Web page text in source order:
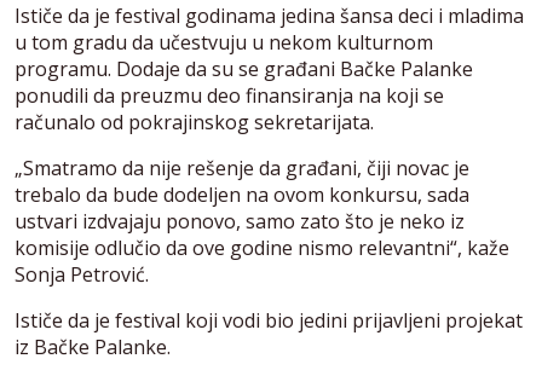
Ističe da je festival godinama jedina šansa deci i mladima
u tom gradu da učestvuju u nekom kulturnom
programu. Dodaje da su se građani Bačke Palanke
ponudili da preuzmu deo finansiranja na koji se
računalo od pokrajinskog sekretarijata.
„Smatramo da nije rešenje da građani, čiji novac je
trebalo da bude dodeljen na ovom konkursu, sada
ustvari izdvajaju ponovo, samo zato što je neko iz
komisije odlučio da ove godine nismo relevantni“, kaže
Sonja Petrović.
Ističe da je festival koji vodi bio jedini prijavljeni projekat
iz Bačke Palanke.